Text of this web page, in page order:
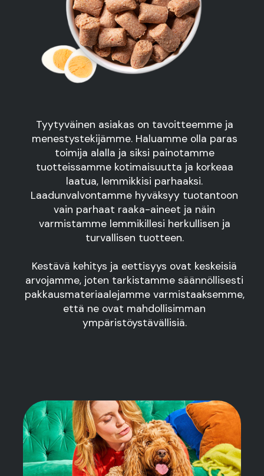
Tyytyväinen asiakas on tavoitteemme ja
menestystekijämme. Haluamme olla paras
toimija alalla ja siksi painotamme
tuotteissamme kotimaisuutta ja korkeaa
laatua, lemmikkisi parhaaksi.
Laadunvalvontamme hyväksyy tuotantoon
vain parhaat raaka-aineet ja näin
varmistamme lemmikillesi herkullisen ja
turvallisen tuotteen.
Kestävä kehitys ja eettisyys ovat keskeisiä
arvojamme, joten tarkistamme säännöllisesti
pakkausmateriaalejamme varmistaaksemme,
että ne ovat mahdollisimman
ympäristöystävällisiä.